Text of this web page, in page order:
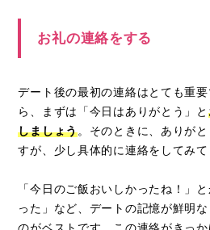
お礼の連絡をする
デート後の最初の連絡はとても重
ら、まずは「今日はありがとう」と
しましょう。そのときに、ありが
すが、少し具体的に連絡をしてみて
「今日のご飯おいしかったね！」
った」など、デートの記憶が鮮明
のがベストです。この連絡がきっ